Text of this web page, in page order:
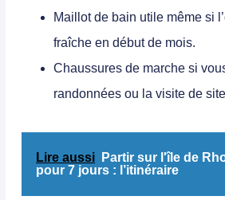
Maillot de bain utile même si
fraîche en début de mois.
Chaussures de marche si
randonnées ou la visite de
Lire aussi
Partir sur l'île de
pour 7 jours : l’itinéraire